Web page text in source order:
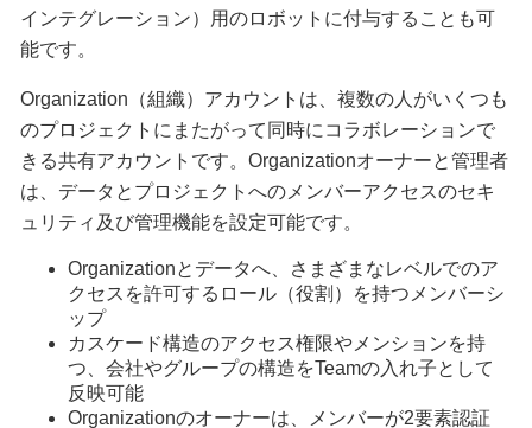
インテグレーション）用のロボットに付与することも可
能です。
Organization（組織）アカウントは、複数の人がいくつも
のプロジェクトにまたがって同時にコラボレーションで
きる共有アカウントです。Organizationオーナーと管理者
は、データとプロジェクトへのメンバーアクセスのセキ
ュリティ及び管理機能を設定可能です。
Organizationとデータへ、さまざまなレベルでのア
クセスを許可するロール（役割）を持つメンバーシ
ップ
カスケード構造のアクセス権限やメンションを持
つ、会社やグループの構造をTeamの入れ子として
反映可能
Organizationのオーナーは、メンバーが2要素認証